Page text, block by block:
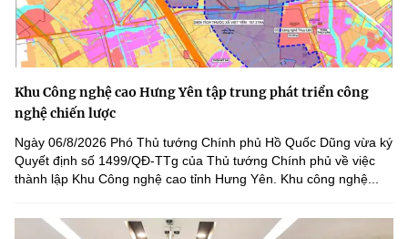
Khu Công nghệ cao Hưng Yên tập trung phát triển công
nghệ chiến lược
Ngày 06/8/2026 Phó Thủ tướng Chính phủ Hồ Quốc Dũng vừa ký
Quyết định số 1499/QĐ-TTg của Thủ tướng Chính phủ về việc
thành lập Khu Công nghệ cao tỉnh Hưng Yên. Khu công nghệ...